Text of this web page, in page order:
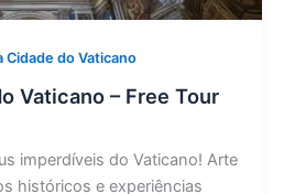
Cidade do Vaticano
Vaticano – Free Tour
imperdíveis do Vaticano! Arte
históricos e experiências